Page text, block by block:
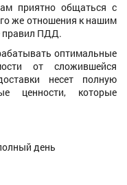
приятно общаться с
же отношения к нашим
правил ПДД.
оптимальные
от сложившейся
несет полную
ценности, которые
день